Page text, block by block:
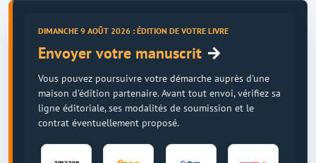
DIMANCHE 9 AOÛT 2026 : ÉDITION DE VOTRE LIVRE
Envoyer votre manuscrit →
Vous pouvez poursuivre votre démarche auprès d'une
maison d'édition partenaire. Avant tout envoi, vérifiez sa
ligne éditoriale, ses modalités de soumission et le
contrat éventuellement proposé.